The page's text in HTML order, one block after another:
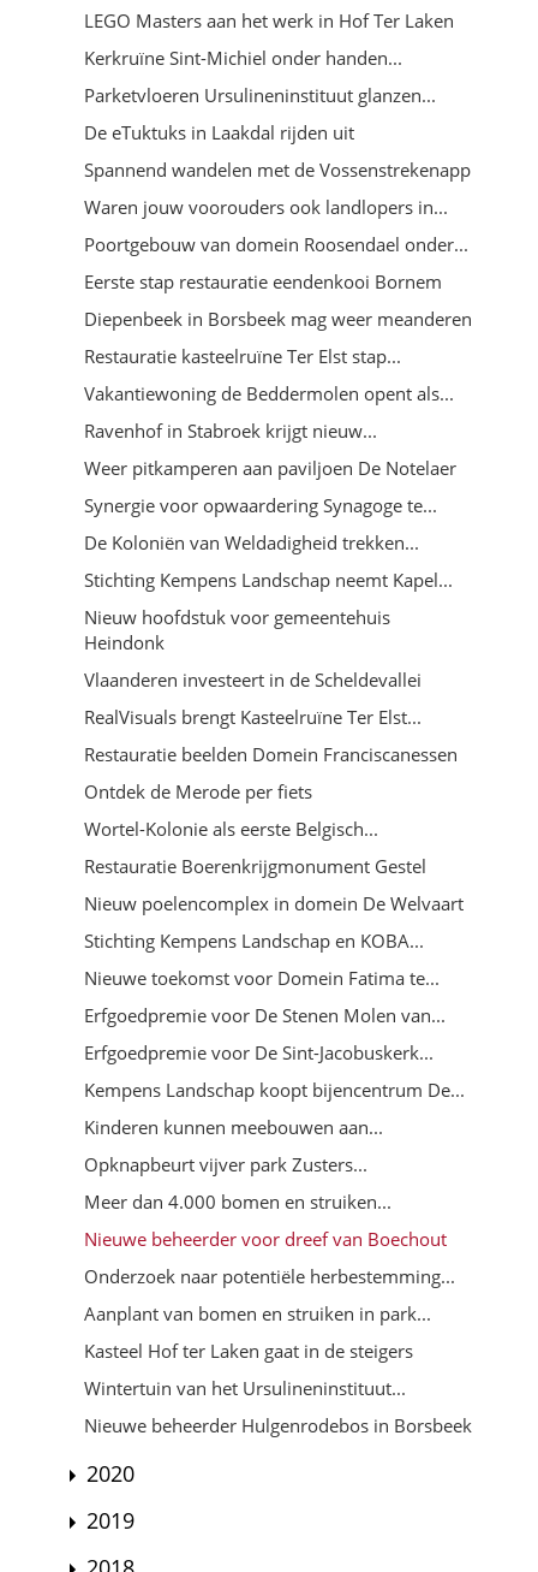
LEGO Masters aan het werk in Hof Ter Laken
Kerkruïne Sint-Michiel onder handen...
Parketvloeren Ursulineninstituut glanzen...
De eTuktuks in Laakdal rijden uit
Spannend wandelen met de Vossenstrekenapp
Waren jouw voorouders ook landlopers in...
Poortgebouw van domein Roosendael onder...
Eerste stap restauratie eendenkooi Bornem
Diepenbeek in Borsbeek mag weer meanderen
Restauratie kasteelruïne Ter Elst stap...
Vakantiewoning de Beddermolen opent als...
Ravenhof in Stabroek krijgt nieuw...
Weer pitkamperen aan paviljoen De Notelaer
Synergie voor opwaardering Synagoge te...
De Koloniën van Weldadigheid trekken...
Stichting Kempens Landschap neemt Kapel...
Nieuw hoofdstuk voor gemeentehuis
Heindonk
Vlaanderen investeert in de Scheldevallei
RealVisuals brengt Kasteelruïne Ter Elst...
Restauratie beelden Domein Franciscanessen
Ontdek de Merode per fiets
Wortel-Kolonie als eerste Belgisch...
Restauratie Boerenkrijgmonument Gestel
Nieuw poelencomplex in domein De Welvaart
Stichting Kempens Landschap en KOBA...
Nieuwe toekomst voor Domein Fatima te...
Erfgoedpremie voor De Stenen Molen van...
Erfgoedpremie voor De Sint-Jacobuskerk...
Kempens Landschap koopt bijencentrum De...
Kinderen kunnen meebouwen aan...
Opknapbeurt vijver park Zusters...
Meer dan 4.000 bomen en struiken...
Nieuwe beheerder voor dreef van Boechout
Onderzoek naar potentiële herbestemming...
Aanplant van bomen en struiken in park...
Kasteel Hof ter Laken gaat in de steigers
Wintertuin van het Ursulineninstituut...
Nieuwe beheerder Hulgenrodebos in Borsbeek
2020
2019